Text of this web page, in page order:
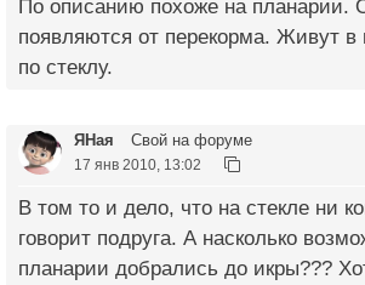
По описанию похоже на планарии.
появляются от перекорма. Живут в
по стеклу.
ЯНая Свой на форуме
17 янв 2010, 13:02
В том то и дело, что на стекле ни
говорит подруга. А насколько
планарии добрались до икры???